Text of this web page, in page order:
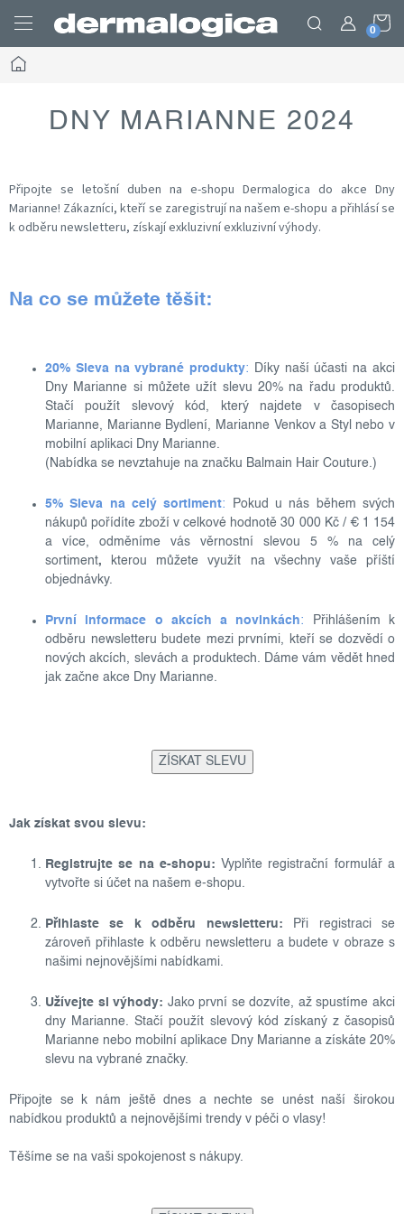
obsah
Domov
DNY MARIANNE 2024
Připojte se letošní duben na e-shopu Dermalogica do akce Dny
Marianne! Zákazníci, kteří se zaregistrují na našem e-shopu a přihlásí se
k odběru newsletteru, získají exkluzivní exkluzivní výhody.
Na co se můžete těšit:
20% Sleva na vybrané produkty:
Díky naší účasti na akci
Dny Marianne si můžete užít slevu 20% na řadu produktů.
Stačí použít slevový kód, který najdete v časopisech
Marianne, Marianne Bydlení, Marianne Venkov a Styl nebo v
mobilní aplikaci Dny Marianne.
(Nabídka se nevztahuje na značku Balmain Hair Couture.)
5% Sleva na celý sortiment:
Pokud u nás během svých
nákupů pořídíte zboží v celkové hodnotě 30 000 Kč / € 1 154
a více, odměníme vás věrnostní slevou 5 % na celý
sortiment,
kterou můžete využít na všechny vaše příští
objednávky.
První informace o akcích a novinkách:
Přihlášením k
odběru newsletteru budete mezi prvními, kteří se dozvědí o
nových akcích, slevách a produktech. Dáme vám vědět hned
jak začne akce Dny Marianne.
ZÍSKAT SLEVU
Jak získat svou slevu:
Registrujte se na e-shopu: Vyplňte registrační formulář a
vytvořte si účet na našem e-shopu.
Přihlaste se k odběru newsletteru:
Při registraci se
zároveň přihlaste k odběru newsletteru a budete v obraze s
našimi nejnovějšími nabídkami.
Užívejte si výhody: Jako první se dozvíte, až spustíme akci
dny Marianne. Stačí použít slevový kód získaný z časopisů
Marianne nebo mobilní aplikace Dny Marianne a získáte 20%
slevu na vybrané značky.
Připojte se k nám ještě dnes a nechte se unést naší širokou
nabídkou produktů a nejnovějšími trendy v péči o vlasy!
Těšíme se na vaši spokojenost s nákupy.